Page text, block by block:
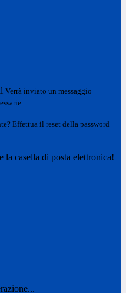
Verrà inviato un messaggio
Effettua il reset della password
casella di posta elettronica!